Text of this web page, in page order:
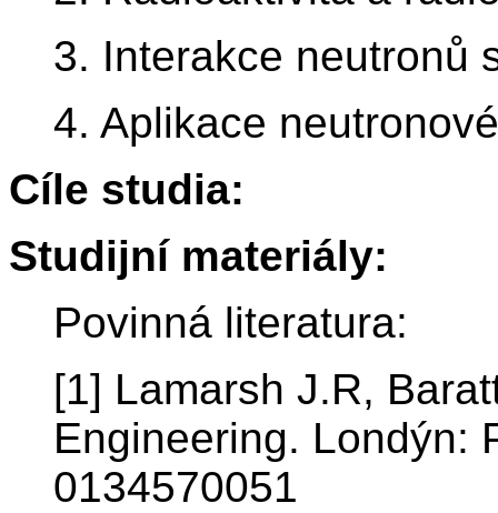
3. Interakce neutronů
4. Aplikace
Cíle studia:
Studijní materiály:
Povinná literatura:
[1] Lamarsh J.R,
Engineering. Londýn:
0134570051